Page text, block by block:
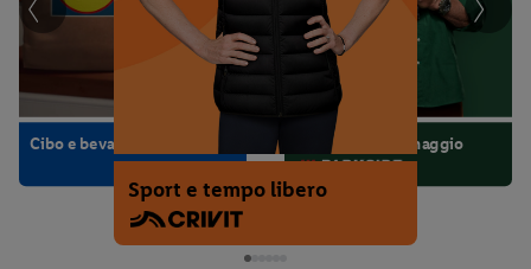
Sport e tempo libero
Officina e giardinaggio
Moda e accessori
Cucina e casa
Vivere e arredi
Cibo e bevande